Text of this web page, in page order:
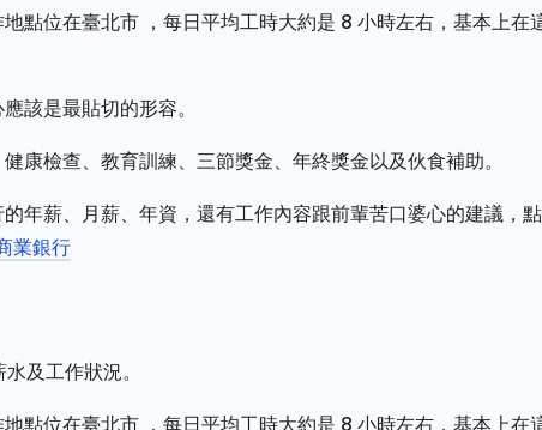
點位在臺北市 ，每日平均工時大約是 8 小時左右，基本上在
該是最貼切的形容。
康檢查、教育訓練、三節獎金、年終獎金以及伙食補助。
年薪、月薪、年資，還有工作內容跟前輩苦口婆心的建議，
業銀行
及工作狀況。
點位在臺北市 ，每日平均工時大約是 8 小時左右，基本上在